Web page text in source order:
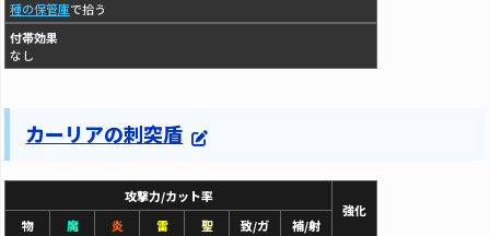
種の保管庫で拾う
付帯効果
なし
カーリアの刺突盾
攻撃力/カット率
強化
物
魔 炎 雷 聖 致/ガ
補/射